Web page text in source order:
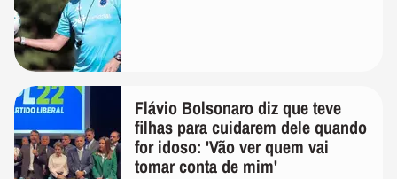
Flávio Bolsonaro diz que teve
filhas para cuidarem dele quando
for idoso: 'Vão ver quem vai
tomar conta de mim'